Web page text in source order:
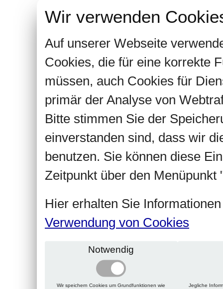
Wir verwenden
Auf unserer Webseite
Cookies, die für eine korrekte
müssen, auch Cookies für
primär der Analyse von
Bitte stimmen Sie der
einverstanden sind, dass wir
benutzen. Sie können diese
Zeitpunkt über den Menüpunkt
Hier erhalten Sie
Verwendung von Cookies
Notwendig
Wir speichern Cookies um Grundfunktionen wie
Jegliche